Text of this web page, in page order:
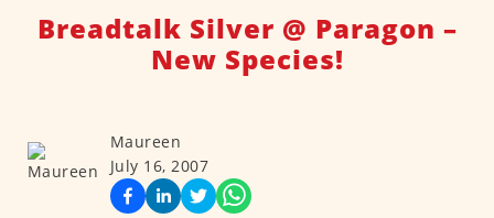
Breadtalk Silver @ Paragon –
New Species!
Maureen
July 16, 2007